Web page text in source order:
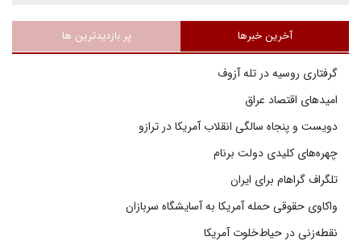
آخرین خبرها پر بازدیدترین ها
گرفتاری روسیه در تله آزوف
امیدهای اقتصاد عراق
دویست و پنجاه سالگی انقلاب آمریکا در ترازو
چهره‌های کلیدی دولت برنام
تلگراف گراهام برای ایران
واکاوی حقوقی حمله آمریکا به آسایشگاه سربازان
نقطه‌زنی در حیاط‌خلوت آمریکا